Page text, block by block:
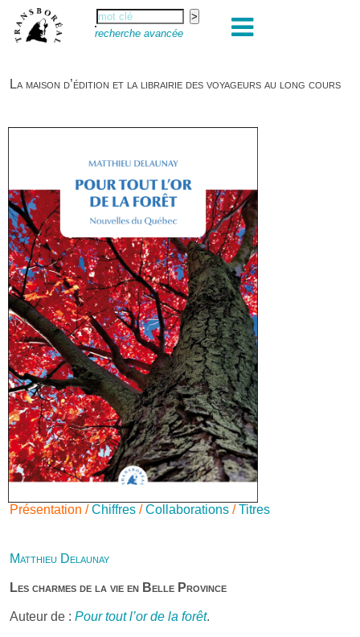
recherche avancée
La maison d’édition et la librairie des voyageurs au long cours
Présentation /Chiffres /Collaborations /Titres
Matthieu Delaunay
Les charmes de la vie en Belle Province
Auteur de : Pour tout l’or de la forêt.